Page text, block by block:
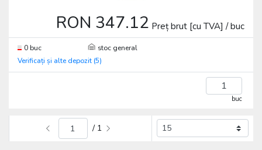
RON 347.12 Preț brut [cu TVA] / buc
0 buc
stoc general
Verificați și alte depozit (5)
buc
/ 1